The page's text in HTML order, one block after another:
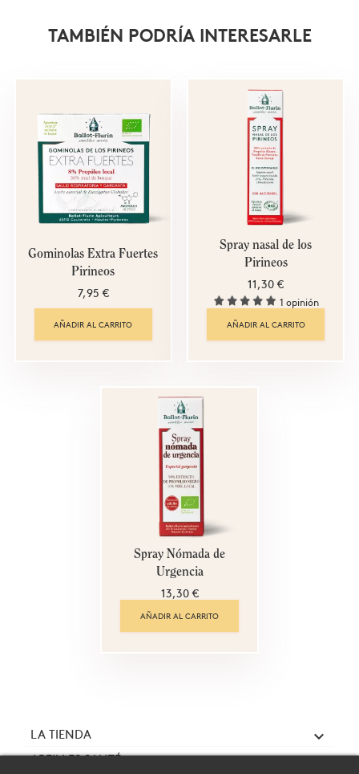
TAMBIÉN PODRÍA INTERESARLE
Gominolas Extra Fuertes
Pirineos
7,95 €
AÑADIR AL CARRITO
Spray nasal de los
Pirineos
11,30 €
1 opinión
AÑADIR AL CARRITO
Spray Nómada de
Urgencia
13,30 €
AÑADIR AL CARRITO
LA TIENDA 
ABEILLES SANTÉ